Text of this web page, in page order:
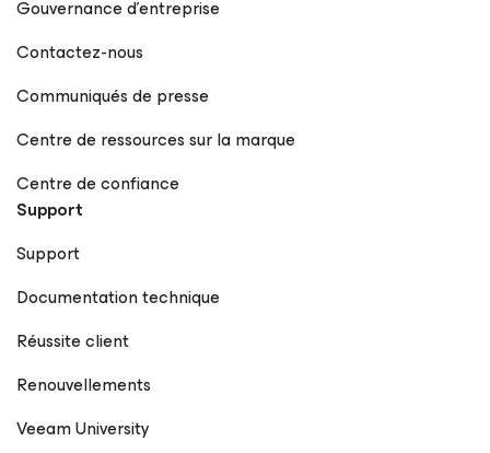
Gouvernance d’entreprise
Contactez-nous
Communiqués de presse
Centre de ressources sur la marque
Centre de confiance
Support
Support
Documentation technique
Réussite client
Renouvellements
Veeam University